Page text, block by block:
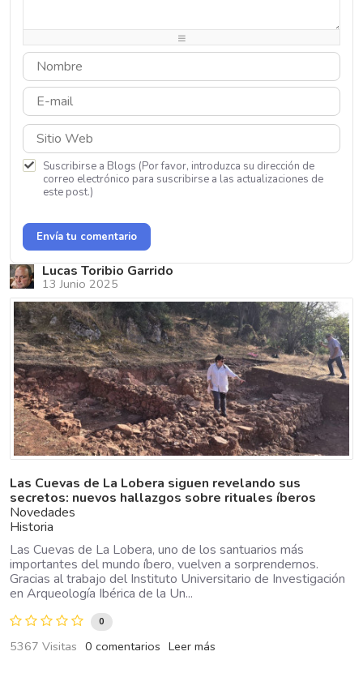
-
Suscribirse a Blogs (Por favor, introduzca su dirección de
correo electrónico para suscribirse a las actualizaciones de
este post.)
Envía tu comentario
Lucas Toribio Garrido
13 Junio 2025
Las Cuevas de La Lobera siguen revelando sus
secretos: nuevos hallazgos sobre rituales íberos
Novedades
Historia
Las Cuevas de La Lobera, uno de los santuarios más
importantes del mundo íbero, vuelven a sorprendernos.
Gracias al trabajo del Instituto Universitario de Investigación
en Arqueología Ibérica de la Un...
0
5367 Visitas 0 comentarios Leer más